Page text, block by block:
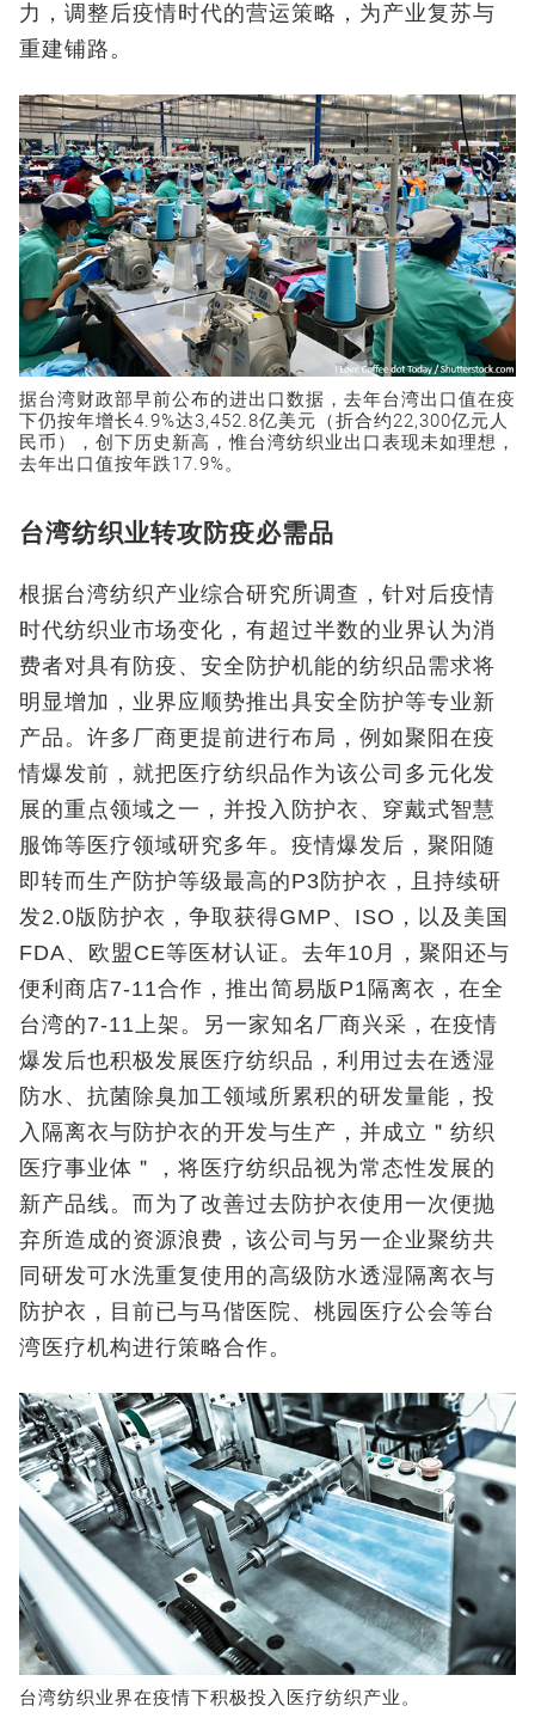
力，调整后疫情时代的营运策略，为产业复苏与
重建铺路。
据台湾财政部早前公布的进出口数据，去年台湾出口值在疫
下仍按年增长4.9%达3,452.8亿美元（折合约22,300亿元人
民币），创下历史新高，惟台湾纺织业出口表现未如理想，
去年出口值按年跌17.9%。
台湾纺织业转攻防疫必需品
根据台湾纺织产业综合研究所调查，针对后疫情
时代纺织业市场变化，有超过半数的业界认为消
费者对具有防疫、安全防护机能的纺织品需求将
明显增加，业界应顺势推出具安全防护等专业新
产品。许多厂商更提前进行布局，例如聚阳在疫
情爆发前，就把医疗纺织品作为该公司多元化发
展的重点领域之一，并投入防护衣、穿戴式智慧
服饰等医疗领域研究多年。疫情爆发后，聚阳随
即转而生产防护等级最高的P3防护衣，且持续研
发2.0版防护衣，争取获得GMP、ISO，以及美国
FDA、欧盟CE等医材认证。去年10月，聚阳还与
便利商店7‑11合作，推出简易版P1隔离衣，在全
台湾的7‑11上架。另一家知名厂商兴采，在疫情
爆发后也积极发展医疗纺织品，利用过去在透湿
防水、抗菌除臭加工领域所累积的研发量能，投
入隔离衣与防护衣的开发与生产，并成立＂纺织
医疗事业体＂，将医疗纺织品视为常态性发展的
新产品线。而为了改善过去防护衣使用一次便抛
弃所造成的资源浪费，该公司与另一企业聚纺共
同研发可水洗重复使用的高级防水透湿隔离衣与
防护衣，目前已与马偕医院、桃园医疗公会等台
湾医疗机构进行策略合作。
台湾纺织业界在疫情下积极投入医疗纺织产业。